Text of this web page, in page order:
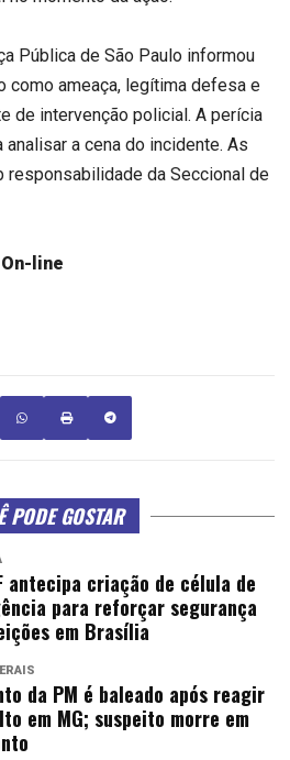
Pública de São Paulo informou
como ameaça, legítima defesa e
de intervenção policial. A perícia
a cena do incidente. As
da Seccional de
line
PODE GOSTAR
antecipa criação de célula de
para reforçar segurança
em Brasília
da PM é baleado após reagir
em MG; suspeito morre em